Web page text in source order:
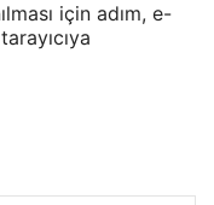
için adım, e-